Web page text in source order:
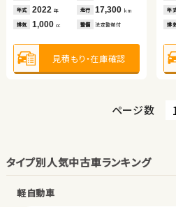
年式 2022 年 走行 17,300 km
排気 1,000 cc 整備 法定整備付
見積もり・在庫確認
年
排
見積もり・在庫確認
年式 2016 年 走行 85,400 km
排気 2,500 cc 整備 なし
見積もり・在庫確認
年
排
ページ数
タイプ別人気中古車ランキング
軽自動車